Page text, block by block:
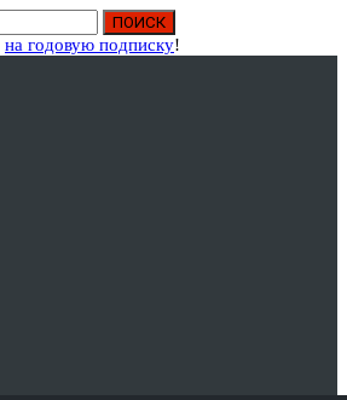
на годовую подписку!